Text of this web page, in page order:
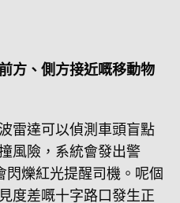
方、側方接近嘅移動物
雷達可以偵測車頭盲點
風險，系統會發出警
閃爍紅光提醒司機。呢個
度差嘅十字路口發生正